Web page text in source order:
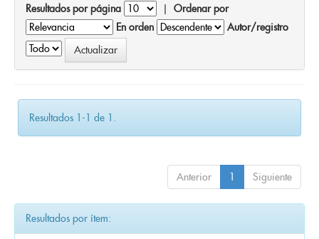
Resultados por página | Ordenar por
En orden
Autor/registro
Resultados 1-1 de 1.
Anterior 1 Siguiente
Resultados por ítem: